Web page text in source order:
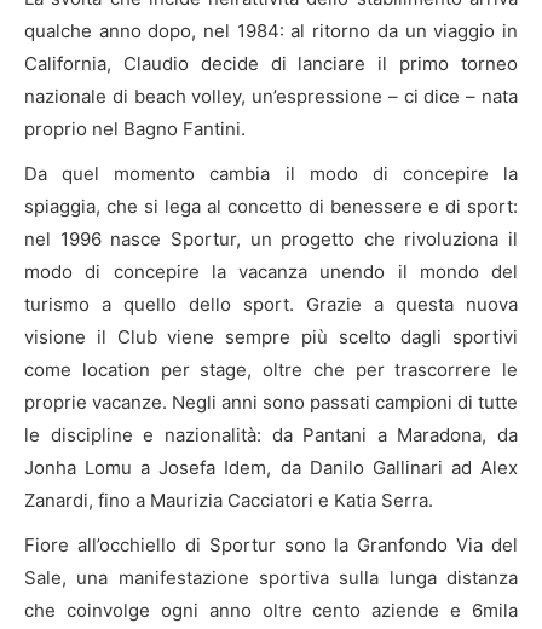
qualche anno dopo, nel 1984: al ritorno da un viaggio in
California, Claudio decide di lanciare il primo torneo
nazionale di beach volley, un’espressione – ci dice – nata
proprio nel Bagno Fantini.
Da quel momento cambia il modo di concepire la
spiaggia, che si lega al concetto di benessere e di sport:
nel 1996 nasce Sportur, un progetto che rivoluziona il
modo di concepire la vacanza unendo il mondo del
turismo a quello dello sport. Grazie a questa nuova
visione il Club viene sempre più scelto dagli sportivi
come location per stage, oltre che per trascorrere le
proprie vacanze. Negli anni sono passati campioni di tutte
le discipline e nazionalità: da Pantani a Maradona, da
Jonha Lomu a Josefa Idem, da Danilo Gallinari ad Alex
Zanardi, fino a Maurizia Cacciatori e Katia Serra.
Fiore all’occhiello di Sportur sono la Granfondo Via del
Sale, una manifestazione sportiva sulla lunga distanza
che coinvolge ogni anno oltre cento aziende e 6mila